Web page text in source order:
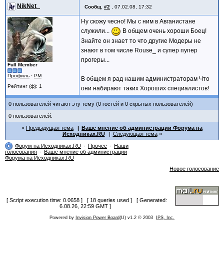
NikNet_ Сообщ. #2 07.02.08, 17:32
Full Member
Профиль · PM
Рейтинг (ф): 1
Ну скожу чесно! Мы с ним в Авганистане
служили...
В общем очень хороши Боец!
Знайте он знает то что другие Модеры не
знают в том числе Rouse_ и супер пупер
прогеры...
В общем я рад нашим администраторам Что
они набирают таких Хороших специалистов!
0 пользователей читают эту тему (0 гостей и 0 скрытых пользователей)
0 пользователей:
Предыдущая тема
Ваше мнение об администрации Форума на
Исходниках.RU
Следующая тема
Форум на Исходниках.RU
Прочее
Наши
голосования
Ваше мнение об администрации
Форума на Исходниках.RU
Новое голосование
[ Script execution time: 0.0658 ] [ 18 queries used ] [ Generated:
6.08.26, 22:59 GMT ]
Powered by Invision Power Board(U) v1.2 © 2003 IPS, Inc.